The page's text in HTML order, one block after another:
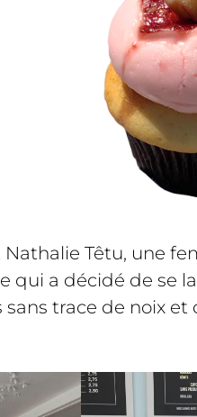
Nathalie Têtu, une
qui a décidé de se
sans trace de noix et